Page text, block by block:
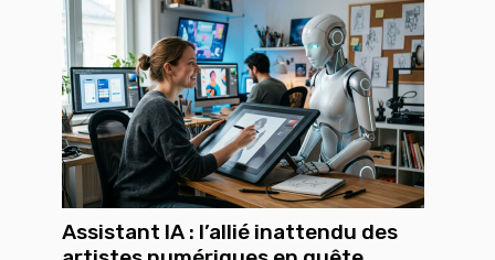
Assistant IA : l’allié inattendu des